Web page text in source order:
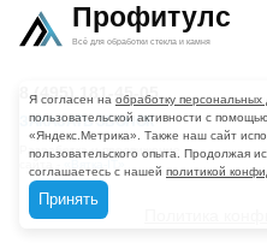
Профитулс
Всё для обработки стекла и камня
8 (495) 181-45-05
ЗАКАЗАТЬ ЗВОНОК
Разработка и продвижение
Я согласен на обработку персональных
пользовательской активности с
«Яндекс.Метрика». Также наш сайт
пользовательского опыта. Продолжая
соглашаетесь с нашей политикой
Принять